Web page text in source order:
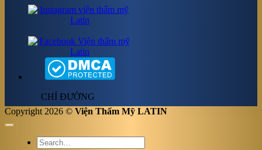
CHỈ ĐƯỜNG
Copyright 2026 © Viện Thẩm Mỹ LATIN